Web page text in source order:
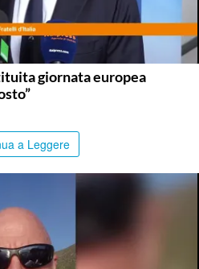
giornata europea
a Leggere